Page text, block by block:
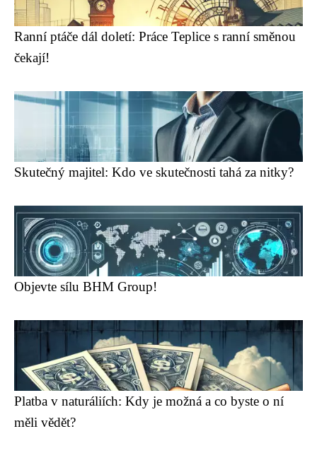
Ranní ptáče dál doletí: Práce Teplice s ranní směnou
čekají!
Skutečný majitel: Kdo ve skutečnosti tahá za nitky?
Objevte sílu BHM Group!
Platba v naturáliích: Kdy je možná a co byste o ní
měli vědět?